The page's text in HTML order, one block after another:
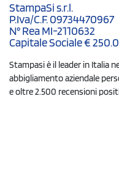
StampaSi s.r.l.
P.Iva/C.F. 09734470967
N° Rea MI-2110632
Capitale Sociale €
Stampasi è il leader in Italia
abbigliamento aziendale
e oltre 2.500 recensioni